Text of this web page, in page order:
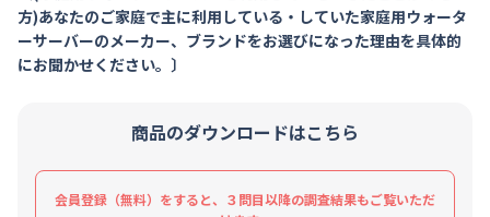
方)あなたのご家庭で主に利用している・していた家庭用ウォータ
ーサーバーのメーカー、ブランドをお選びになった理由を具体的
にお聞かせください。〕
商品のダウンロードはこちら
会員登録（無料）をすると、３問目以降の調査結果もご覧いただ